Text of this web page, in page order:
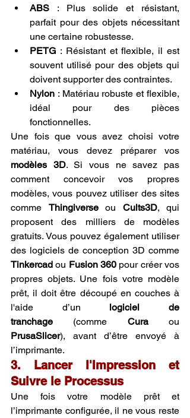
ABS : Plus solide et résistant,
parfait pour des objets nécessitant
une certaine robustesse.
PETG : Résistant et flexible, il est
souvent utilisé pour des objets qui
doivent supporter des contraintes.
Nylon : Matériau robuste et flexible,
idéal pour des pièces
fonctionnelles.
Une fois que vous avez choisi votre
modèles 3D. Si vous ne savez pas
comment concevoir vos propres
modèles, vous pouvez utiliser des sites
comme Thingiverse ou Cults3D, qui
proposent des milliers de modèles
gratuits. Vous pouvez également utiliser
Tinkercad ou Fusion 360 pour créer vos
propres objets. Une fois votre modèle
prêt, il doit être découpé en couches à
l'aide d’un logiciel de
tranchage (comme Cura
PrusaSlicer), avant d’être envoyé à
l’imprimante.
3. Lancer l'Impression et
Suivre le Processus
Une fois votre modèle prêt et
l’imprimante configurée, il ne vous reste